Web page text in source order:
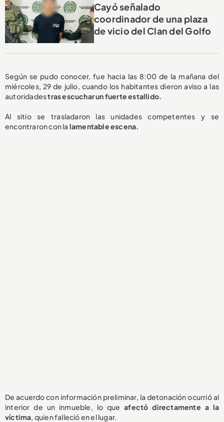
Cayó señalado
coordinador de una plaza
de vicio del Clan del Golfo
Según se pudo conocer, fue hacia las 8:00 de la mañana del
miércoles, 29 de julio, cuando los habitantes dieron aviso a las
autoridadestras escuchar un fuerte estallido.
Al sitio se trasladaron las unidades competentes y se
encontraron con la lamentableescena.
De acuerdo con información preliminar, la detonación ocurrió al
interior de un inmueble, lo queafectó directamente a la
víctima, quien falleció en el lugar.